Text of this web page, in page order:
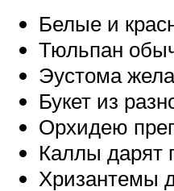
Белые и
Тюльпан
Эустома
Букет из
Орхидею
Каллы дарят
Хризантемы